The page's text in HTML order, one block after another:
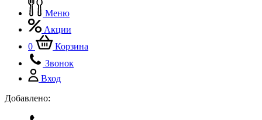
Меню
Акции
0
Корзина
Звонок
Вход
Добавлено: